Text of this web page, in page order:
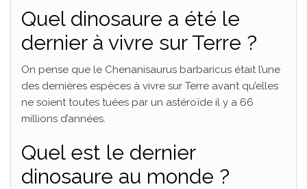
Quel dinosaure a été le
dernier à vivre sur Terre ?
On pense que le Chenanisaurus barbaricus était l’une
des dernières espèces à vivre sur Terre avant qu’elles
ne soient toutes tuées par un astéroïde il y a 66
millions d’années.
Quel est le dernier
dinosaure au monde ?